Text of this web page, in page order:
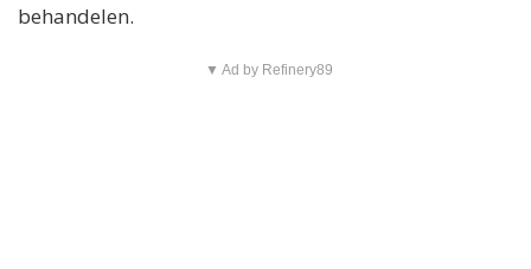
behandelen.
▼ Ad by Refinery89